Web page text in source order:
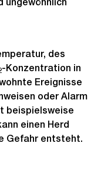
des
-Konzentration in
Ereignisse
oder Alarm
beispielsweise
einen Herd
Gefahr entsteht.